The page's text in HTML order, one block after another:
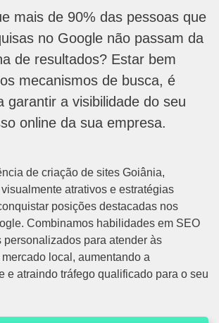
mais de 90% das pessoas que
no Google não passam da
de resultados? Estar bem
mecanismos de busca, é
garantir a visibilidade do seu
online da sua empresa.
de criação de sites Goiânia,
atrativos e estratégias
posições destacadas nos
Combinamos habilidades em SEO
personalizados para atender às
local, aumentando a
e atraindo tráfego qualificado para o seu